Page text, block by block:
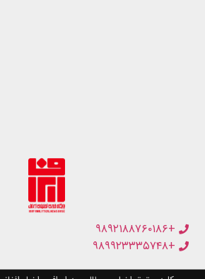
+۹۸۹۲۱۸۸۷۶۰۱۸۶
+۹۸۹۹۲۳۳۳۵۷۴۸